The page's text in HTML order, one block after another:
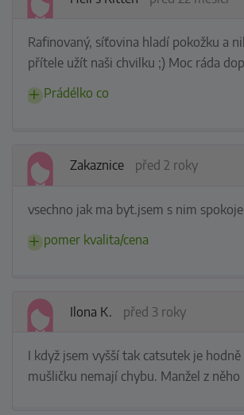
Rafinovaný, síťovina hladí pokožku a
přítele užít naši chvilku ;) Moc ráda
Prádélko co
Zakaznice před 2 roky
vsechno jak ma byt.jsem s nim
pomer kvalita/cena
Ilona K. před 3 roky
I když jsem vyšší tak catsutek je
mušličku nemají chybu. Manžel z